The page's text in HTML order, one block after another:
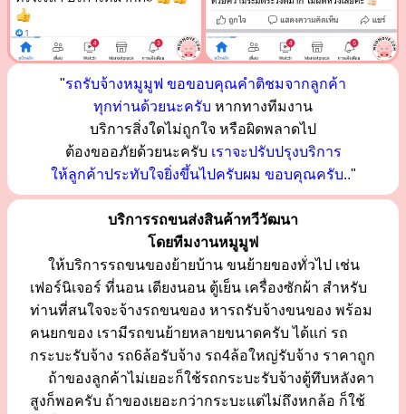
"รถรับจ้างหมูมูฟ ขอขอบคุณคำติชมจากลูกค้า
ทุกท่านด้วยนะครับ หากทางทีมงาน
บริการสิ่งใดไม่ถูกใจ หรือผิดพลาดไป
ต้องขออภัยด้วยนะครับ เราจะปรับปรุงบริการ
ให้ลูกค้าประทับใจยิ่งขึ้นไปครับผม ขอบคุณครับ.."
บริการรถขนส่งสินค้าทวีวัฒนา
โดยทีมงานหมูมูฟ
ให้บริการรถขนของย้ายบ้าน ขนย้ายของทั่วไป เช่น
เฟอร์นิเจอร์ ที่นอน เตียงนอน ตู้เย็น เครื่องซักผ้า สำหรับ
ท่านที่สนใจจะจ้างรถขนของ หารถรับจ้างขนของ พร้อม
คนยกของ เรามีรถขนย้ายหลายขนาดครับ ได้แก่ รถ
กระบะรับจ้าง รถ6ล้อรับจ้าง รถ4ล้อใหญ่รับจ้าง ราคาถูก
ถ้าของลูกค้าไม่เยอะก็ใช้รถกระบะรับจ้างตู้ทึบหลังคา
สูงก็พอครับ ถ้าของเยอะกว่ากระบะแต่ไม่ถึงหกล้อ ก็ใช้